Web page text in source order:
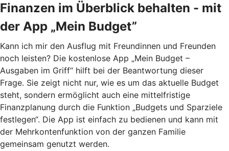
Finanzen im Überblick behalten - mit
der App „Mein Budget”
Kann ich mir den Ausflug mit Freundinnen und Freunden
noch leisten? Die kostenlose App „Mein Budget –
Ausgaben im Griff“ hilft bei der Beantwortung dieser
Frage. Sie zeigt nicht nur, wie es um das aktuelle Budget
steht, sondern ermöglicht auch eine mittelfristige
Finanzplanung durch die Funktion „Budgets und Sparziele
festlegen“. Die App ist einfach zu bedienen und kann mit
der Mehrkontenfunktion von der ganzen Familie
gemeinsam genutzt werden.